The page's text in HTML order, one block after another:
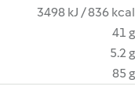
3498 kJ / 836 kcal
41 g
5.2 g
85 g